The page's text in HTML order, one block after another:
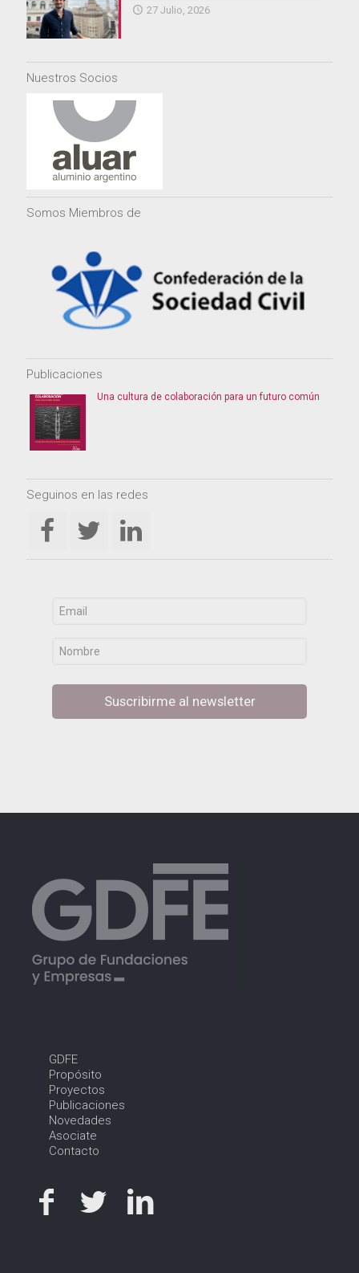
27 Julio, 2026
Nuestros Socios
Somos Miembros de
Publicaciones
Una cultura de colaboración para un futuro común
Seguinos en las redes
Suscribirme al newsletter
GDFE
Propósito
Proyectos
Publicaciones
Novedades
Asociate
Contacto